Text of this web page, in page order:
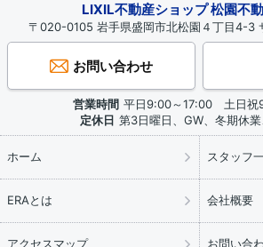
LIXIL不動産ショップ 松園不
〒020-0105 岩手県盛岡市北松園４丁目4-3
お問い合わせ
営業時間 平日9:00～17:00 土日祝
定休日 第3日曜日、GW、冬期休
ホーム スタッフ
ERAとは 会社概要
アクセスマップ お問い合